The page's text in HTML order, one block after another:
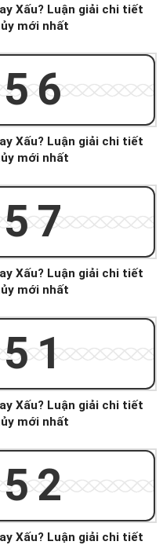
Xấu? Luận giải chi tiết
mới nhất
Xấu? Luận giải chi tiết
mới nhất
Xấu? Luận giải chi tiết
mới nhất
Xấu? Luận giải chi tiết
mới nhất
Xấu? Luận giải chi tiết